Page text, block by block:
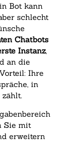
Bot kann
schlecht
Chatbots
Instanz,
an die
Ihre
in
Sie mit
erweitern